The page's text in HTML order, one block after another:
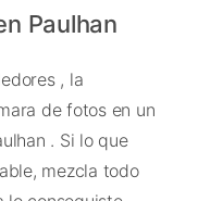
Paulhan
, la
de fotos en un
. Si lo que
mezcla todo